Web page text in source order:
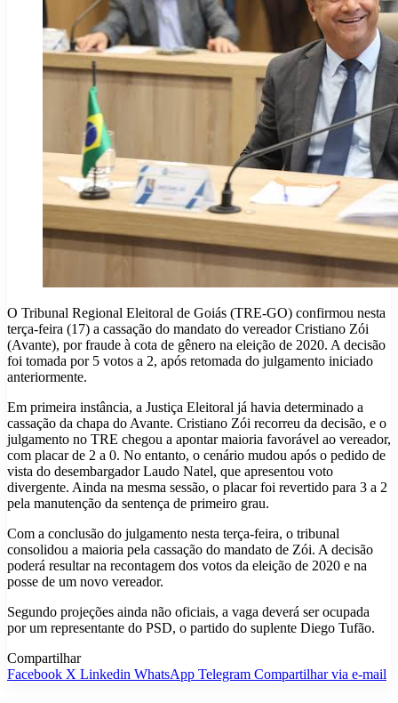
O Tribunal Regional Eleitoral de Goiás (TRE-GO) confirmou nesta
terça-feira (17) a cassação do mandato do vereador Cristiano Zói
(Avante), por fraude à cota de gênero na eleição de 2020. A decisão
foi tomada por 5 votos a 2, após retomada do julgamento iniciado
anteriormente.
Em primeira instância, a Justiça Eleitoral já havia determinado a
cassação da chapa do Avante. Cristiano Zói recorreu da decisão, e o
julgamento no TRE chegou a apontar maioria favorável ao vereador,
com placar de 2 a 0. No entanto, o cenário mudou após o pedido de
vista do desembargador Laudo Natel, que apresentou voto
divergente. Ainda na mesma sessão, o placar foi revertido para 3 a 2
pela manutenção da sentença de primeiro grau.
Com a conclusão do julgamento nesta terça-feira, o tribunal
consolidou a maioria pela cassação do mandato de Zói. A decisão
poderá resultar na recontagem dos votos da eleição de 2020 e na
posse de um novo vereador.
Segundo projeções ainda não oficiais, a vaga deverá ser ocupada
por um representante do PSD, o partido do suplente Diego Tufão.
Compartilhar
Facebook X Linkedin WhatsApp Telegram Compartilhar via e-mail